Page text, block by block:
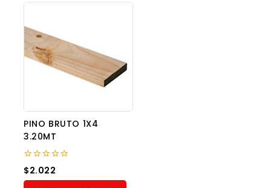
PINO BRUTO 1X4
3.20MT
0
out
of
$2.022